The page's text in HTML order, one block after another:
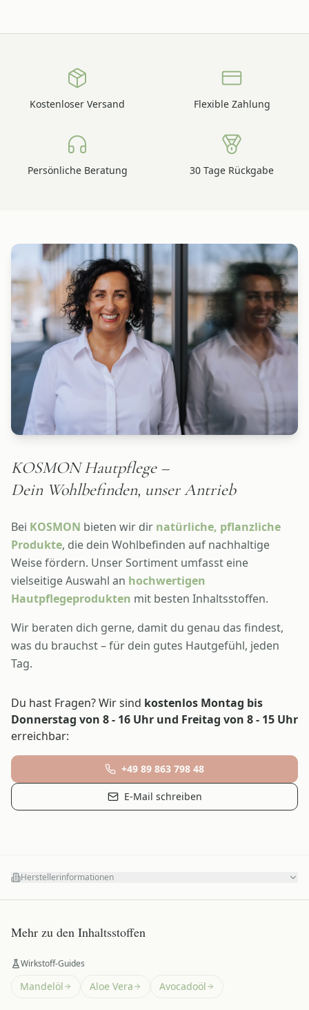
Kostenloser Versand Flexible Zahlung
Persönliche Beratung 30 Tage Rückgabe
KOSMON Hautpflege –
Dein Wohlbefinden, unser Antrieb
Bei KOSMON bieten wir dir natürliche, pflanzliche
Produkte, die dein Wohlbefinden auf nachhaltige
Weise fördern. Unser Sortiment umfasst eine
vielseitige Auswahl an hochwertigen
Hautpflegeprodukten mit besten Inhaltsstoffen.
Wir beraten dich gerne, damit du genau das findest,
was du brauchst – für dein gutes Hautgefühl, jeden
Tag.
Du hast Fragen? Wir sind kostenlos Montag bis
Donnerstag von 8 - 16 Uhr und Freitag von 8 - 15 Uhr
erreichbar:
+49 89 863 798 48
E-Mail schreiben
Herstellerinformationen
Mehr zu den Inhaltsstoffen
Wirkstoff-Guides
Mandelöl Aloe Vera Avocadoöl